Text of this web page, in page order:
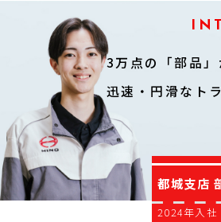
3万点の「部品」
迅速・円滑なト
都城支店
2024年入社